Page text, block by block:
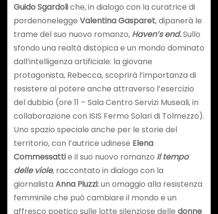
Guido Sgardoliche, in dialogo con la curatrice di
pordenonelegge Valentina Gasparet, dipanerà le
trame del suo nuovo romanzo, Haven’s end.Sullo
sfondo una realtà distopica e un mondo dominato
dall’intelligenza artificiale: la giovane
protagonista, Rebecca, scoprirà l’importanza di
resistere al potere anche attraverso l’esercizio
del dubbio (ore 11 – Sala Centro Servizi Museali, in
collaborazione con ISIS Fermo Solari di Tolmezzo).
Uno spazio speciale anche per le storie del
territorio, con l’autrice udinese Elena
Commessattie il suo nuovo romanzo Il tempo
delle viole, raccontato in dialogo con la
giornalista Anna Piuzzi:un omaggio alla resistenza
femminile che può cambiare il mondo e un
affresco poetico sulle lotte silenziose delle donne